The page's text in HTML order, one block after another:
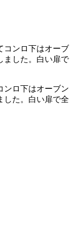
ンロ下はオーブン
した。白い扉で全